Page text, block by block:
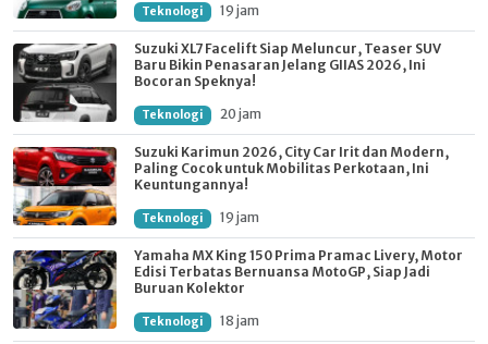
Teknologi 19 jam
Suzuki XL7 Facelift Siap Meluncur, Teaser SUV
Baru Bikin Penasaran Jelang GIIAS 2026, Ini
Bocoran Speknya!
Teknologi 20 jam
Suzuki Karimun 2026, City Car Irit dan Modern,
Paling Cocok untuk Mobilitas Perkotaan, Ini
Keuntungannya!
Teknologi 19 jam
Yamaha MX King 150 Prima Pramac Livery, Motor
Edisi Terbatas Bernuansa MotoGP, Siap Jadi
Buruan Kolektor
Teknologi 18 jam